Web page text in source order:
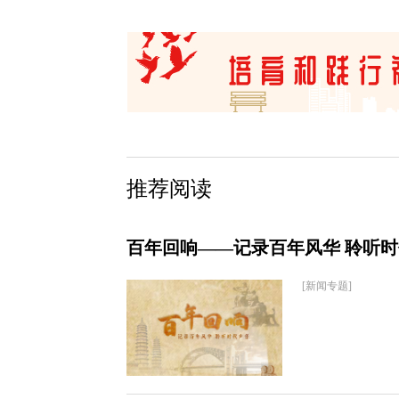
推荐阅读
百年回响——记录百年风华 聆听
[新闻专题]